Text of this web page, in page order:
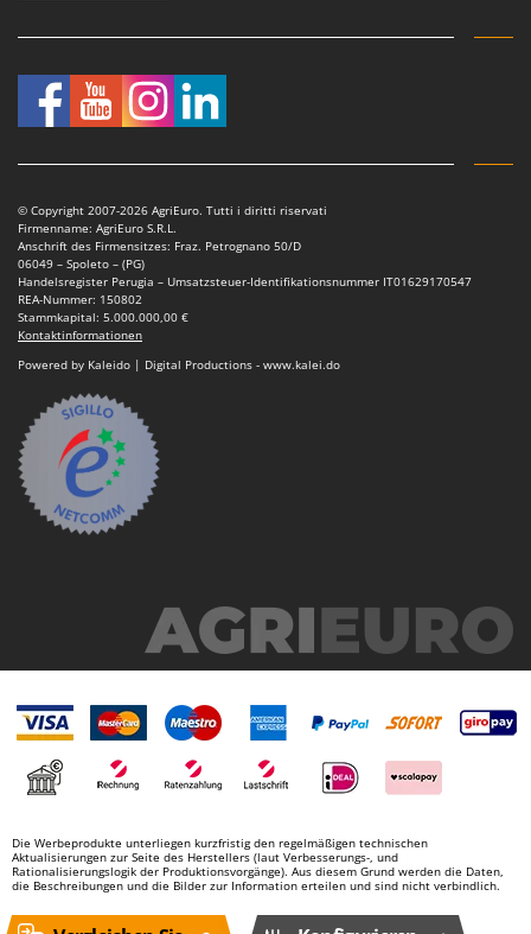
© Copyright 2007-2026 AgriEuro. Tutti i diritti riservati
Firmenname: AgriEuro S.R.L.
Anschrift des Firmensitzes: Fraz. Petrognano 50/D
06049 – Spoleto – (PG)
Handelsregister Perugia – Umsatzsteuer-Identifikationsnummer IT01629170547
REA-Nummer: 150802
Stammkapital: 5.000.000,00 €
Kontaktinformationen
Powered by Kaleido | Digital Productions - www.kalei.do
Die Werbeprodukte unterliegen kurzfristig den regelmäßigen technischen
Aktualisierungen zur Seite des Herstellers (laut Verbesserungs-, und
Rationalisierungslogik der Produktionsvorgänge). Aus diesem Grund werden die Daten,
die Beschreibungen und die Bilder zur Information erteilen und sind nicht verbindlich.